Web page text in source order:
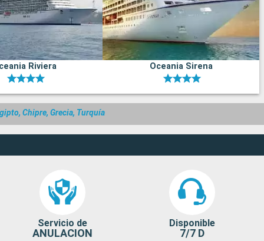
Riviera Oceania Sirena
Chipre, Grecia, Turquía
Servicio de
ANULACION
Disponible
7/7 D